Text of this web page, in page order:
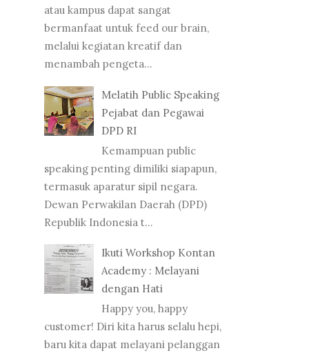
atau kampus dapat sangat
bermanfaat untuk feed our brain,
melalui kegiatan kreatif dan
menambah pengeta...
Melatih Public Speaking
Pejabat dan Pegawai
DPD RI
Kemampuan public
speaking penting dimiliki siapapun,
termasuk aparatur sipil negara.
Dewan Perwakilan Daerah (DPD)
Republik Indonesia t...
Ikuti Workshop Kontan
Academy : Melayani
dengan Hati
Happy you, happy
customer! Diri kita harus selalu hepi,
baru kita dapat melayani pelanggan